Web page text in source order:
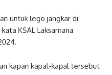
untuk lego jangkar di
KSAL Laksamana
kapan kapal-kapal tersebut